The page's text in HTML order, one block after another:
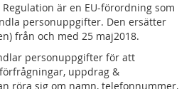
är en EU-förordning som
personuppgifter. Den ersätter
från och med 25 maj2018.
personuppgifter för att
uppdrag &
röra sig om namn, telefonnummer,